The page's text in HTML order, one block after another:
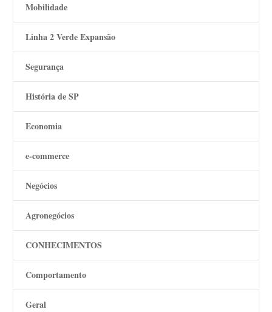
Mobilidade
Linha 2 Verde Expansão
Segurança
História de SP
Economia
e-commerce
Negócios
Agronegócios
CONHECIMENTOS
Comportamento
Geral